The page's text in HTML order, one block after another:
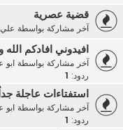
قضية عصرية
آخر مشاركة بواسطة
افيدوني افادكم
آخر مشاركة بواسطة ابو
ردود:
استفتاءات عاجلة
آخر مشاركة بواسطة ابو
ردود: